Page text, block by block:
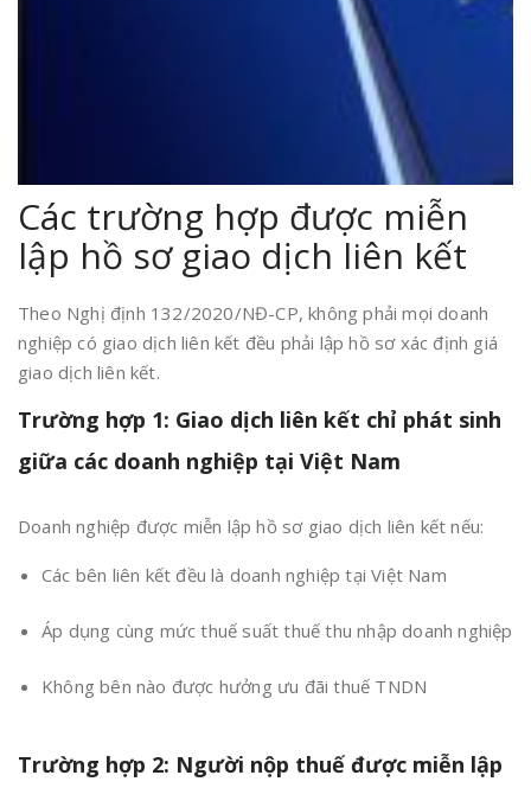
Các trường hợp được miễn
lập hồ sơ giao dịch liên kết
Theo Nghị định 132/2020/NĐ-CP, không phải mọi doanh
nghiệp có giao dịch liên kết đều phải lập hồ sơ xác định giá
giao dịch liên kết.
Trường hợp 1: Giao dịch liên kết chỉ phát sinh
giữa các doanh nghiệp tại Việt Nam
Doanh nghiệp được miễn lập hồ sơ giao dịch liên kết nếu:
Các bên liên kết đều là doanh nghiệp tại Việt Nam
Áp dụng cùng mức thuế suất thuế thu nhập doanh nghiệp
Không bên nào được hưởng ưu đãi thuế TNDN
Trường hợp 2: Người nộp thuế được miễn lập